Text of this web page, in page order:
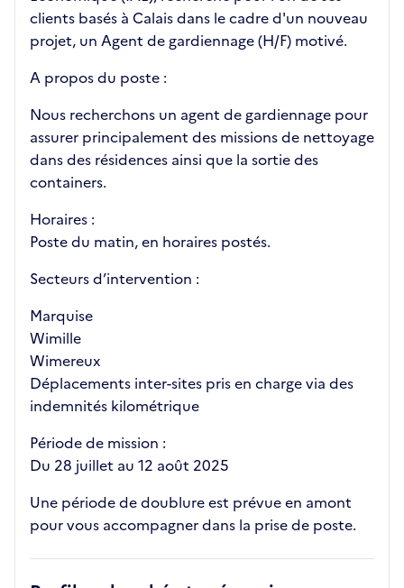
clients basés à Calais dans le cadre d'un nouveau
projet, un Agent de gardiennage (H/F) motivé.
A propos du poste :
Nous recherchons un agent de gardiennage pour
assurer principalement des missions de nettoyage
dans des résidences ainsi que la sortie des
containers.
Horaires :
Poste du matin, en horaires postés.
Secteurs d’intervention :
Marquise
Wimille
Wimereux
Déplacements inter-sites pris en charge via des
indemnités kilométrique
Période de mission :
Du 28 juillet au 12 août 2025
Une période de doublure est prévue en amont
pour vous accompagner dans la prise de poste.